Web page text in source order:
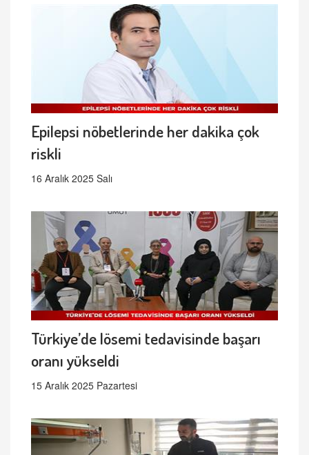
Epilepsi nöbetlerinde her dakika çok
riskli
16 Aralık 2025 Salı
Türkiye’de lösemi tedavisinde başarı
oranı yükseldi
15 Aralık 2025 Pazartesi